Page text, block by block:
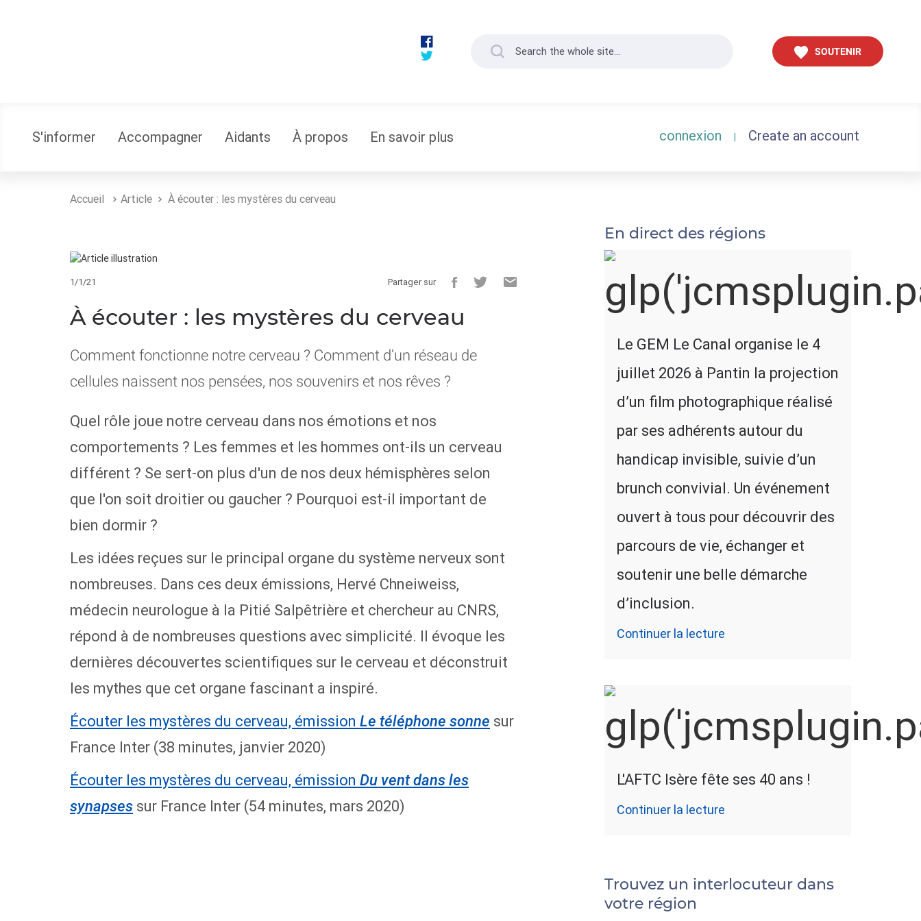
SOUTENIR
S'informer Accompagner Aidants À propos En savoir plus connexion | Create an account
Accueil Article À écouter : les mystères du cerveau
1/1/21 Partager sur
À écouter : les mystères du cerveau
Comment fonctionne notre cerveau ? Comment d’un réseau de
cellules naissent nos pensées, nos souvenirs et nos rêves ?
Quel rôle joue notre cerveau dans nos émotions et nos
comportements ? Les femmes et les hommes ont-ils un cerveau
différent ? Se sert-on plus d'un de nos deux hémisphères selon
que l'on soit droitier ou gaucher ? Pourquoi est-il important de
bien dormir ?
Les idées reçues sur le principal organe du système nerveux sont
nombreuses. Dans ces deux émissions, Hervé Chneiweiss,
médecin neurologue à la Pitié Salpêtrière et chercheur au CNRS,
répond à de nombreuses questions avec simplicité. Il évoque les
dernières découvertes scientifiques sur le cerveau et déconstruit
les mythes que cet organe fascinant a inspiré.
Écouter les mystères du cerveau, émission Le téléphone sonne sur
France Inter (38 minutes, janvier 2020)
Écouter les mystères du cerveau, émission Du vent dans les
synapses sur France Inter (54 minutes, mars 2020)
En direct des régions
Le GEM Le Canal organise le 4
juillet 2026 à Pantin la projection
d’un film photographique réalisé
par ses adhérents autour du
handicap invisible, suivie d’un
brunch convivial. Un événement
ouvert à tous pour découvrir des
parcours de vie, échanger et
soutenir une belle démarche
d’inclusion.
Continuer la lecture
L'AFTC Isère fête ses 40 ans !
Continuer la lecture
Trouvez un interlocuteur dans
votre région